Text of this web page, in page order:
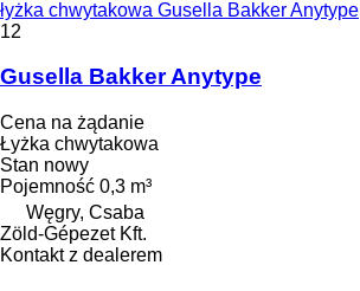
łyżka chwytakowa Gusella Bakker Anytype
12
Gusella Bakker Anytype
Cena na żądanie
Łyżka chwytakowa
Stan nowy
Pojemność 0,3 m³
Węgry, Csaba
Zöld-Gépezet Kft.
Kontakt z dealerem